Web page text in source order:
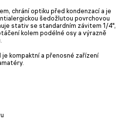
chrání optiku před kondenzací a je
šedožlutou povrchovou
stativ se standardním závitem 1/4",
kolem podélné osy a výrazně
kompaktní a přenosné zařízení